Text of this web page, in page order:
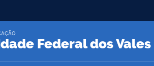
Federal dos